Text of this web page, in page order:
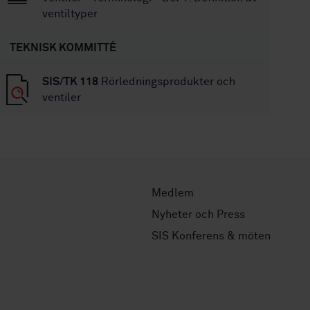
ventiltyper
TEKNISK KOMMITTÉ
SIS/TK 118 Rörledningsprodukter och
ventiler
Medlem
Nyheter och Press
SIS Konferens & möten